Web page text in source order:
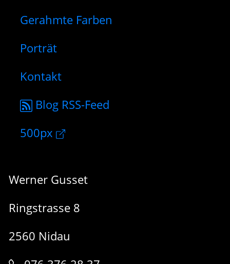
Gerahmte Farben
Porträt
Kontakt
Blog RSS-Feed
500px
Werner Gusset
Ringstrasse 8
2560 Nidau